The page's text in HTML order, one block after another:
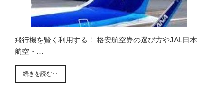
飛行機を賢く利用する！ 格安航空券の選び方やJAL日本
航空・…
続きを読む‥